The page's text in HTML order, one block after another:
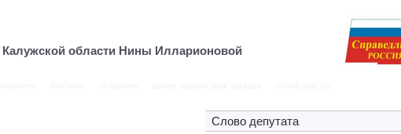
Калужской области Нины Илларионовой
Слово депутата